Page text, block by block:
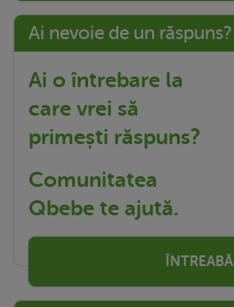
Ai nevoie de un răspuns?
Ai o întrebare la
care vrei să
primești răspuns?
Comunitatea
Qbebe te ajută.
ÎNTREABĂ